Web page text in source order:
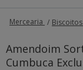
Mercearia
Amendoim
Cumbuca